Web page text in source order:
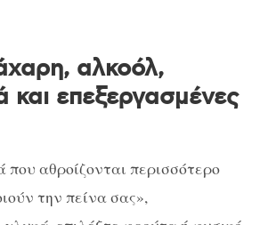
αλκοόλ,
και επεξεργασμένες
που αθροίζονται περισσότερο
την πείνα σας»,